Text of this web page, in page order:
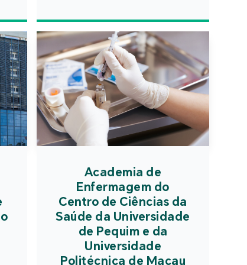
identificar
de riscos e
e intensificar
incêndios e
de electricidade,
o
início do novo
Academia de
Enfermagem do
Centro de Ciências da
Saúde da Universidade
de Pequim e da
Universidade
Politécnica de Macau